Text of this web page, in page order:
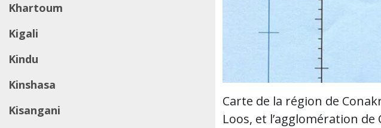
Khartoum
Kigali
Kindu
Kinshasa
Kisangani
Carte de la région de
Loos, et l’agglomération